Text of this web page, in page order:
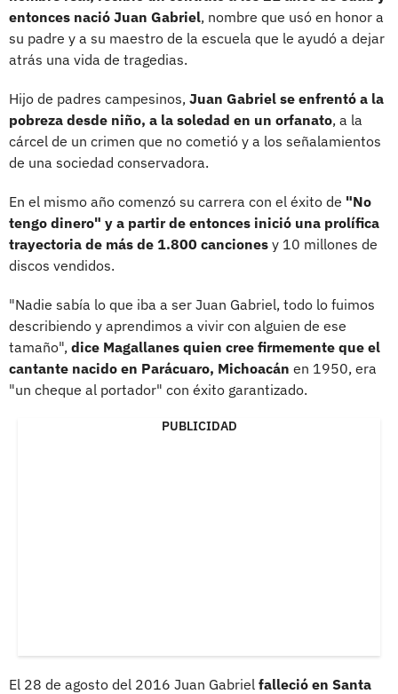
entonces nació Juan Gabriel, nombre que usó en honor a
su padre y a su maestro de la escuela que le ayudó a dejar
atrás una vida de tragedias.
Hijo de padres campesinos, Juan Gabriel se enfrentó a la
pobreza desde niño, a la soledad en un orfanato, a la
cárcel de un crimen que no cometió y a los señalamientos
de una sociedad conservadora.
En el mismo año comenzó su carrera con el éxito de "No
tengo dinero" y a partir de entonces inició una prolífica
trayectoria de más de 1.800 canciones y 10 millones de
discos vendidos.
"Nadie sabía lo que iba a ser Juan Gabriel, todo lo fuimos
describiendo y aprendimos a vivir con alguien de ese
tamaño", dice Magallanes quien cree firmemente que el
cantante nacido en Parácuaro, Michoacán en 1950, era
"un cheque al portador" con éxito garantizado.
PUBLICIDAD
El 28 de agosto del 2016 Juan Gabriel falleció en Santa